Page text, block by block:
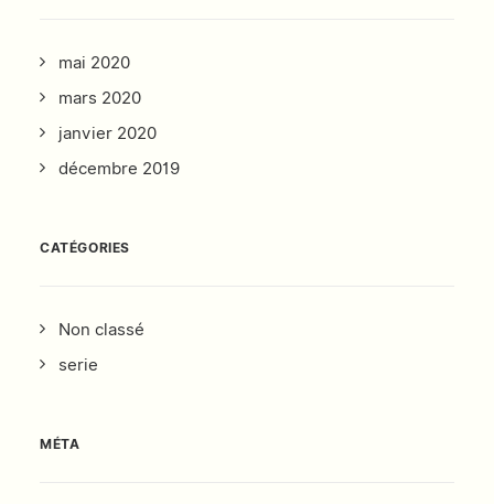
mai 2020
mars 2020
janvier 2020
décembre 2019
CATÉGORIES
Non classé
serie
MÉTA